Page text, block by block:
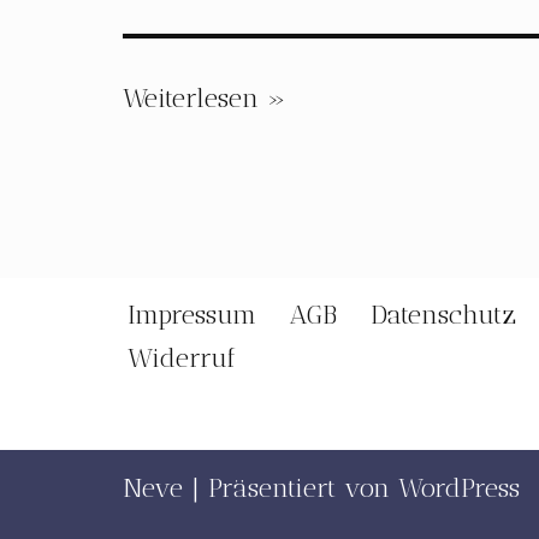
Weiterlesen »
Impressum AGB
Datenschutz
Widerruf
Neve | Präsentiert von WordPress